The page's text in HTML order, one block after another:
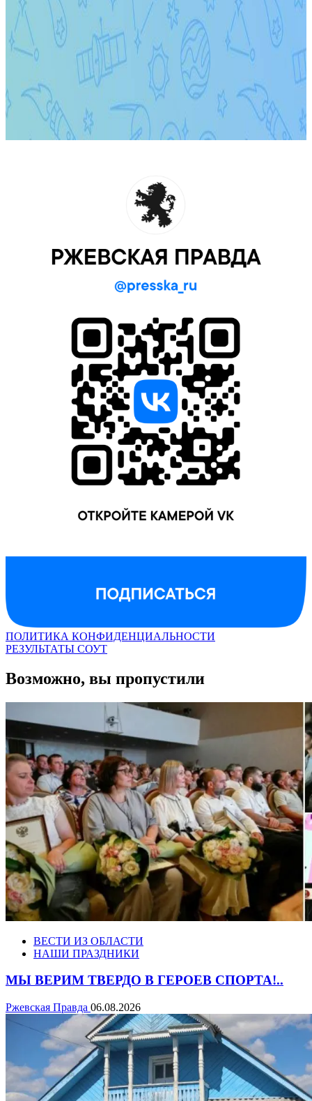
ПОЛИТИКА КОНФИДЕНЦИАЛЬНОСТИ
РЕЗУЛЬТАТЫ СОУТ
Возможно, вы пропустили
ВЕСТИ ИЗ ОБЛАСТИ
НАШИ ПРАЗДНИКИ
МЫ ВЕРИМ ТВЕРДО В ГЕРОЕВ СПОРТА!..
Ржевская Правда 06.08.2026